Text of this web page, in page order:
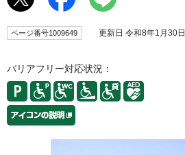
ページ番号1009649 更新日 令和8年1月30日
バリアフリー対応状況：